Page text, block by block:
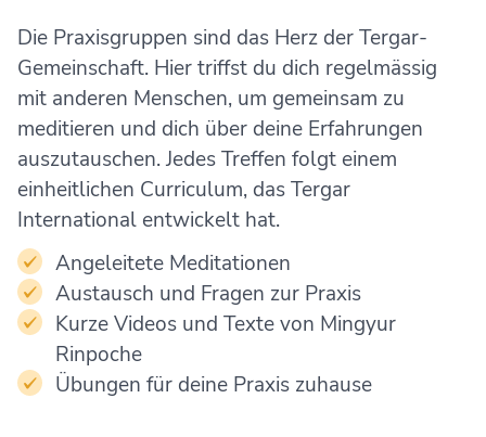
Die Praxisgruppen sind das Herz der Tergar-
Gemeinschaft. Hier triffst du dich regelmässig
mit anderen Menschen, um gemeinsam zu
meditieren und dich über deine Erfahrungen
auszutauschen. Jedes Treffen folgt einem
einheitlichen Curriculum, das Tergar
International entwickelt hat.
Angeleitete Meditationen
Austausch und Fragen zur Praxis
Kurze Videos und Texte von Mingyur
Rinpoche
Übungen für deine Praxis zuhause